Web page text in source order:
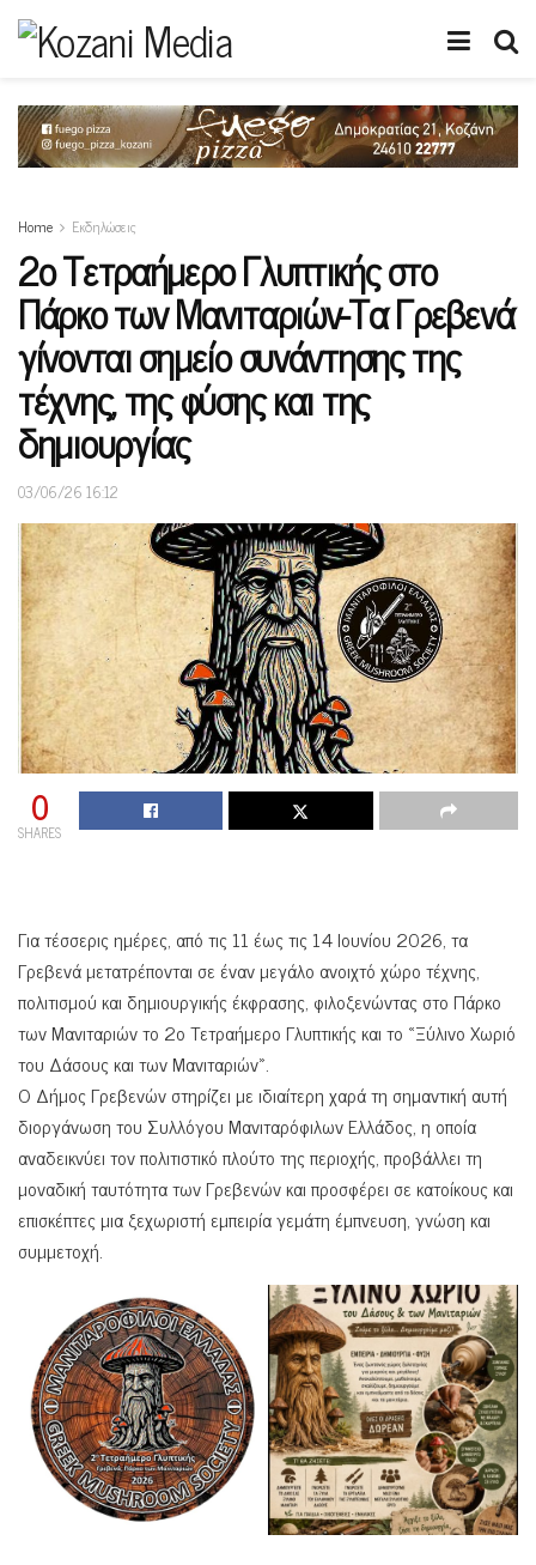
Home Εκδηλώσεις
2ο Τετραήμερο Γλυπτικής στο
Πάρκο των Μανιταριών-Τα Γρεβενά
γίνονται σημείο συνάντησης της
τέχνης, της φύσης και της
δημιουργίας
03/06/26 16:12
0
SHARES
Για τέσσερις ημέρες, από τις 11 έως τις 14 Ιουνίου 2026, τα
Γρεβενά μετατρέπονται σε έναν μεγάλο ανοιχτό χώρο τέχνης,
πολιτισμού και δημιουργικής έκφρασης, φιλοξενώντας στο Πάρκο
των Μανιταριών το 2ο Τετραήμερο Γλυπτικής και το «Ξύλινο Χωριό
του Δάσους και των Μανιταριών».
Ο Δήμος Γρεβενών στηρίζει με ιδιαίτερη χαρά τη σημαντική αυτή
διοργάνωση του Συλλόγου Μανιταρόφιλων Ελλάδος, η οποία
αναδεικνύει τον πολιτιστικό πλούτο της περιοχής, προβάλλει τη
μοναδική ταυτότητα των Γρεβενών και προσφέρει σε κατοίκους και
επισκέπτες μια ξεχωριστή εμπειρία γεμάτη έμπνευση, γνώση και
συμμετοχή.